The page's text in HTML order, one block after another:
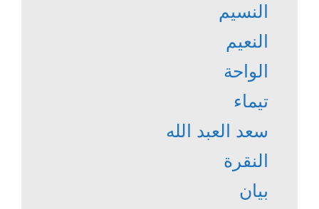
النسيم
النعيم
الواحة
تيماء
سعد العبد الله
النقرة
بيان